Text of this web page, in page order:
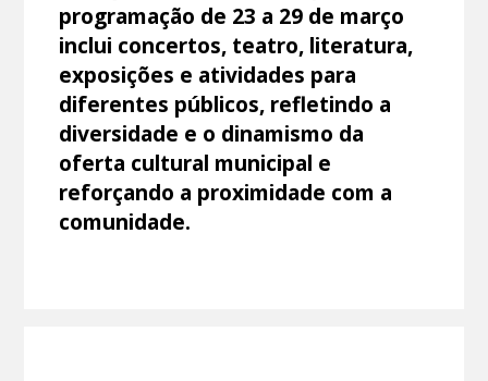
programação de 23 a 29 de março
inclui concertos, teatro, literatura,
exposições e atividades para
diferentes públicos, refletindo a
diversidade e o dinamismo da
oferta cultural municipal e
reforçando a proximidade com a
comunidade.